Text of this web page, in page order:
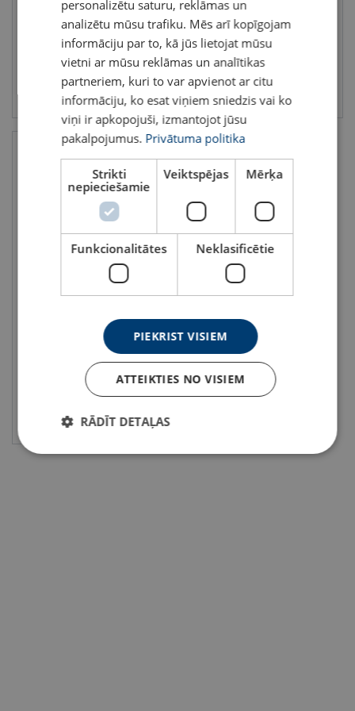
Garums: 20 - 20 m
Skatīt
Standarts: EN 360
Garums: 3.5 - 15 m
Skatīt
Skatīt
personalizētu saturu, reklāmas un
analizētu mūsu trafiku. Mēs arī kopīgojam
informāciju par to, kā jūs lietojat mūsu
vietni ar mūsu reklāmas un analītikas
partneriem, kuri to var apvienot ar citu
informāciju, ko esat viņiem sniedzis vai ko
viņi ir apkopojuši, izmantojot jūsu
pakalpojumus. Privātuma politika
Strikti
nepieciešamie
Veiktspējas Mērķa
Funkcionalitātes Neklasificētie
PIEKRIST VISIEM
ATTEIKTIES NO VISIEM
RĀDĪT DETAĻAS